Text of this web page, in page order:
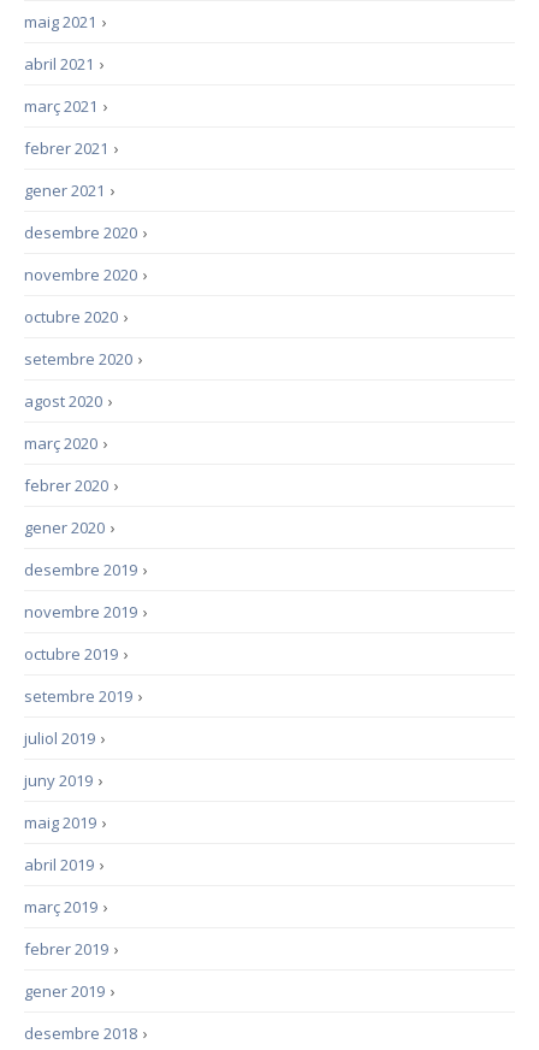
›
maig 2021
›
abril 2021
›
març 2021
›
febrer 2021
›
gener 2021
›
desembre 2020
›
novembre 2020
›
octubre 2020
›
setembre 2020
›
agost 2020
›
març 2020
›
febrer 2020
›
gener 2020
›
desembre 2019
›
novembre 2019
›
octubre 2019
›
setembre 2019
›
juliol 2019
›
juny 2019
›
maig 2019
›
abril 2019
›
març 2019
›
febrer 2019
›
gener 2019
›
desembre 2018